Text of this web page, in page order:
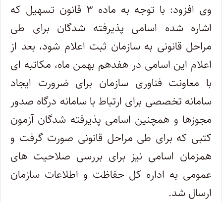
وی افزود: با توجه به ماده ۳ قانون تسهیل که
اشاره شده اسامی پذیرفته شدگان برای طی
مراحل قانونی به سازمان ثبت اعلام شود، بعد از
اعلام این اسامی در هفدهم بهمن ماه، مکاتبه ای
با معاونت فناوری سازمان برای ضرورت ایجاد
سامانه تخصصی برای ارتباط با سامانه درگاه صدور
مجوزها و همچنین اسامی پذیرفته شدگان آزمون
کتبی که برای طی مراحل قانونی صورت گرفت و
همزمان اسامی نیز برای بررسی صلاحیت های
عمومی به اداره کل حفاظت و اطلاعات سازمان
ارسال شد.